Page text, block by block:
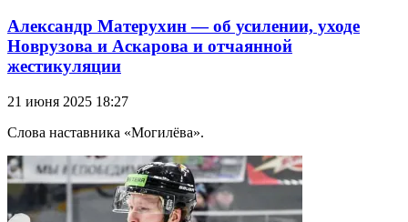
Александр Матерухин — об усилении, уходе
Новрузова и Аскарова и отчаянной
жестикуляции
21 июня 2025 18:27
Слова наставника «Могилёва».